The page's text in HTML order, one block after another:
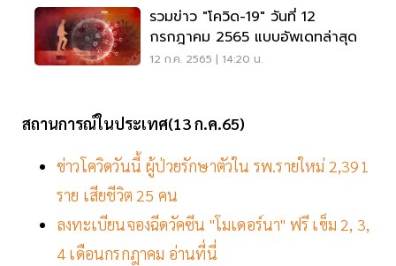
รวมข่าว "โควิด-19" วันที่ 12
กรกฎาคม 2565 แบบอัพเดทล่าสุด
12 ก.ค. 2565 | 14:20 น.
สถานการณ์ในประเทศ(13 ก.ค.65)
ข่าวโควิดวันนี้ ผู้ป่วยรักษาตัวใน รพ.รายใหม่ 2,391
ราย เสียชีวิต 25 คน
ลงทะเบียนจองฉีดวัคซีน "โมเดอร์นา" ฟรี เข็ม 2, 3,
4 เดือนกรกฎาคม อ่านที่นี่